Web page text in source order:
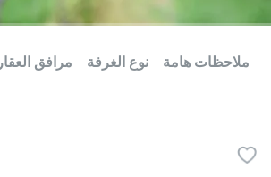
مرافق العقار نوع الغرفة ملاحظات هامة